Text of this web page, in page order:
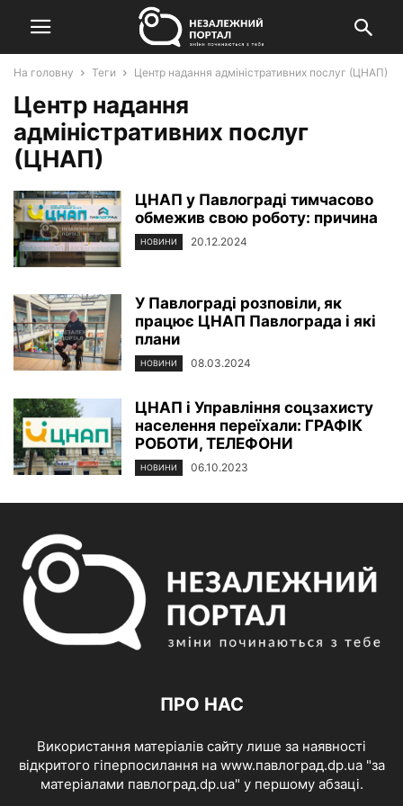
На головну Теги Центр надання адміністративних послуг (ЦНАП)
Центр надання
адміністративних послуг
(ЦНАП)
ЦНАП у Павлограді тимчасово
обмежив свою роботу: причина
НОВИНИ 20.12.2024
У Павлограді розповіли, як
працює ЦНАП Павлограда і які
плани
НОВИНИ 08.03.2024
ЦНАП і Управління соцзахисту
населення переїхали: ГРАФІК
РОБОТИ, ТЕЛЕФОНИ
НОВИНИ 06.10.2023
ПРО НАС
Використання матеріалів сайту лише за наявності
відкритого гіперпосилання на www.павлоград.dp.ua "за
матеріалами павлоград.dp.ua" у першому абзаці.